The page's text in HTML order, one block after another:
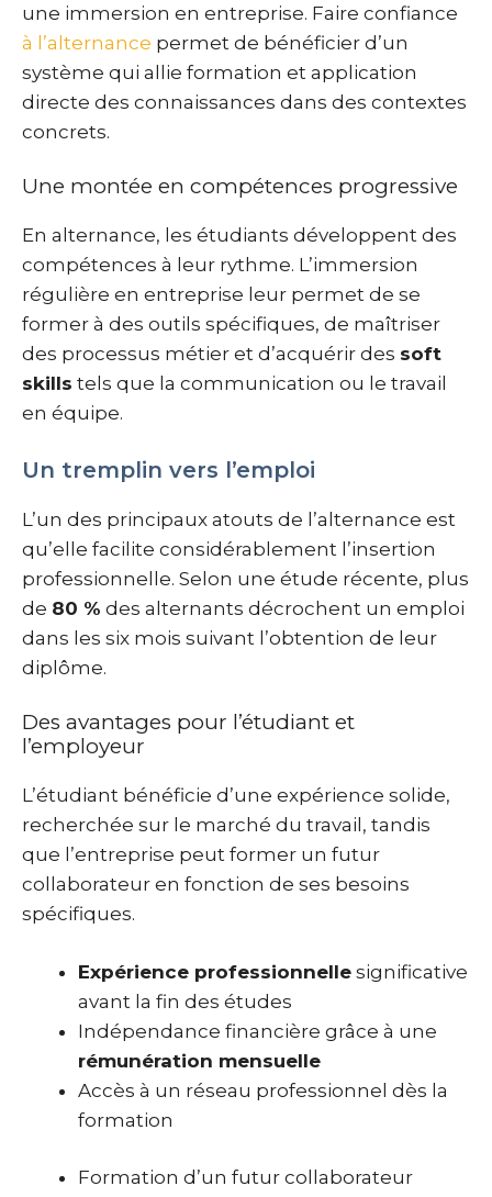
une immersion en entreprise. Faire confiance
à l’alternance permet de bénéficier d’un
système qui allie formation et application
directe des connaissances dans des contextes
concrets.
Une montée en compétences progressive
En alternance, les étudiants développent des
compétences à leur rythme. L’immersion
régulière en entreprise leur permet de se
former à des outils spécifiques, de maîtriser
des processus métier et d’acquérir des soft
skills tels que la communication ou le travail
en équipe.
Un tremplin vers l’emploi
L’un des principaux atouts de l’alternance est
qu’elle facilite considérablement l’insertion
professionnelle. Selon une étude récente, plus
de 80 % des alternants décrochent un emploi
dans les six mois suivant l’obtention de leur
diplôme.
Des avantages pour l’étudiant et
l’employeur
L’étudiant bénéficie d’une expérience solide,
recherchée sur le marché du travail, tandis
que l’entreprise peut former un futur
collaborateur en fonction de ses besoins
spécifiques.
Expérience professionnelle significative
avant la fin des études
Indépendance financière grâce à une
rémunération mensuelle
Accès à un réseau professionnel dès la
formation
Formation d’un futur collaborateur